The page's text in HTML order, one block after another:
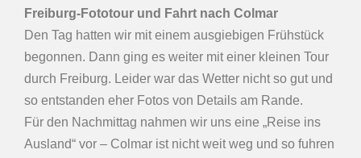
Freiburg-Fototour und Fahrt nach Colmar
Den Tag hatten wir mit einem ausgiebigen Frühstück
begonnen. Dann ging es weiter mit einer kleinen Tour
durch Freiburg. Leider war das Wetter nicht so gut und
so entstanden eher Fotos von Details am Rande.
Für den Nachmittag nahmen wir uns eine „Reise ins
Ausland“ vor – Colmar ist nicht weit weg und so fuhren